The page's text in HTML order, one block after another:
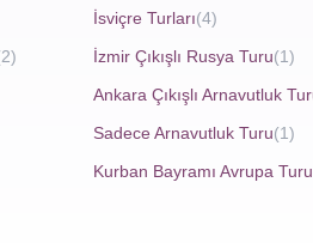
, bu eşsiz içeceğin tarihine ve
Islay, Highlands ve
İsviçre Turları(4)
İzmir Çıkışlı Rusya Turu(1)
Ankara Çıkışlı Arnavutluk
Sadece Arnavutluk Turu(1)
Kurban Bayramı Avrupa Turu